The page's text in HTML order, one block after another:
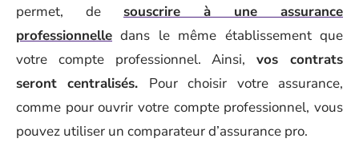
permet, de souscrire à une assurance
professionnelle dans le même établissement que
votre compte professionnel. Ainsi,vos contrats
seront centralisés. Pour choisir votre assurance,
comme pour ouvrir votre compte professionnel, vous
pouvez utiliser un comparateur d’assurance pro.